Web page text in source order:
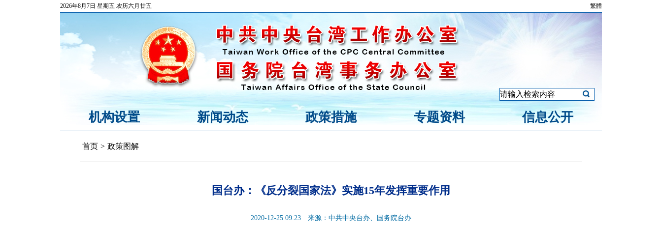
2026年8月7日 星期五 农历六月廿五 繁體
机构设置 新闻动态 政策措施 专题资料 信息公开
首页 > 政策图解
国台办：《反分裂国家法》实施15年发挥重要作用
2020-12-25 09:23 来源：中共中央台办、国务院台办